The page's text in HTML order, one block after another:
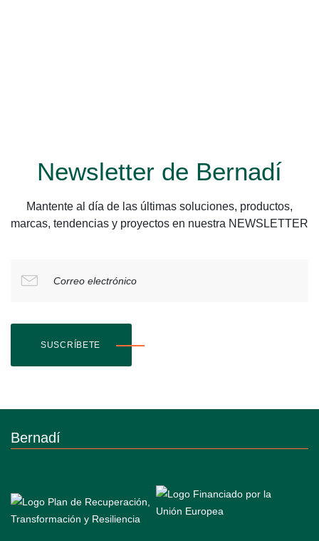
Newsletter de Bernadí
Mantente al día de las últimas soluciones, productos,
marcas, tendencias y proyectos en nuestra NEWSLETTER
Correo electrónico
SUSCRÍBETE
Bernadí